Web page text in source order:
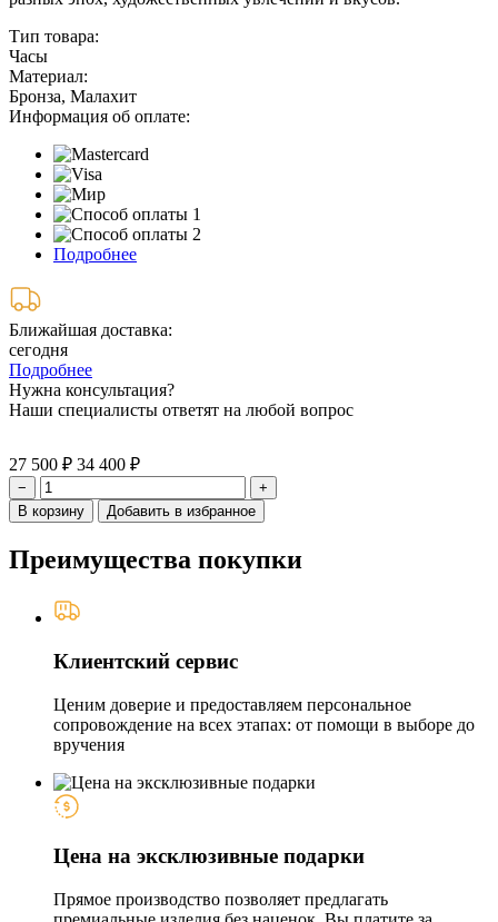
Тип товара:
Часы
Материал:
Бронза, Малахит
Информация об оплате:
Подробнее
Ближайшая доставка:
сегодня
Подробнее
Нужна консультация?
Наши специалисты ответят на любой вопрос
27 500 ₽ 34 400 ₽
−
+
В корзину
Добавить в избранное
Преимущества покупки
Клиентский сервис
Ценим доверие и предоставляем персональное
сопровождение на всех этапах: от помощи в выборе до
вручения
Цена на эксклюзивные подарки
Прямое производство позволяет предлагать